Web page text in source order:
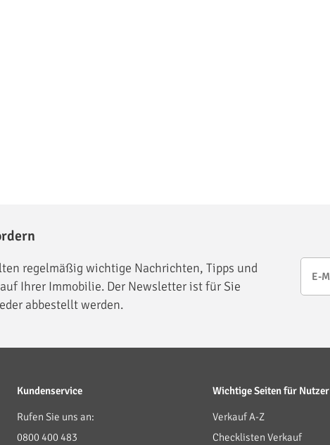
regelmäßig wichtige Nachrichten, Tipps und
Ihrer Immobilie. Der Newsletter ist für Sie
abbestellt werden.
Kundenservice
Rufen Sie uns an:
0800 400 483
Wichtige Seiten für Nutzer
Verkauf A-Z
Checklisten Verkauf